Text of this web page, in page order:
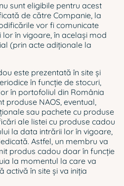
sunt eligibile pentru acest
de către Companie, la
vor fi comunicate
în vigoare, în acelaşi mod
(prin acte adiționale la
este prezentată în site şi
în funcție de stocuri,
în portofoliul din România
produse NAOS, eventual,
sau pachete cu produse
ale listei cu produse cadou
la data intrării lor în vigoare,
Astfel, un membru va
produs cadou doar în funcție
la momentul la care va
activă în site și va iniția